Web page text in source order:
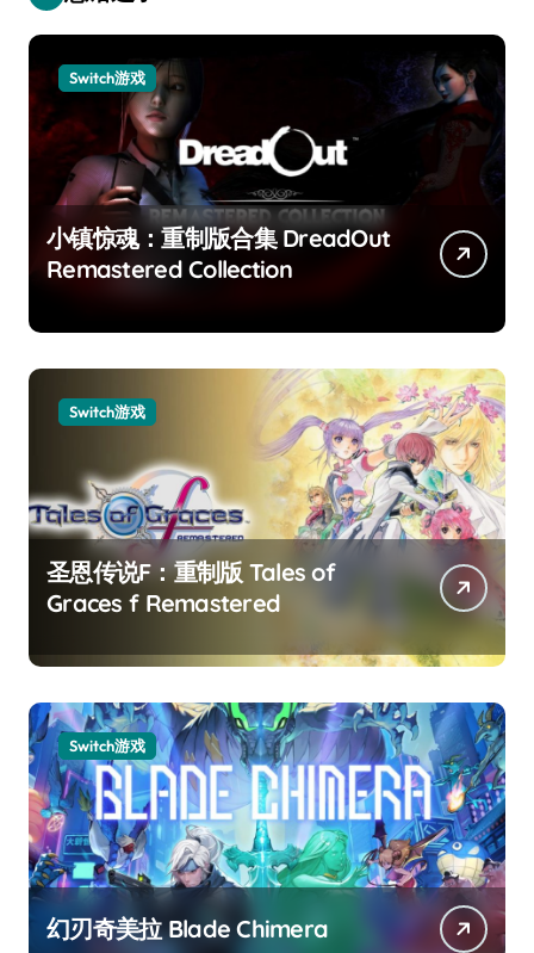
Switch游戏
小镇惊魂：重制版合集 DreadOut
Remastered Collection
Switch游戏
圣恩传说F：重制版 Tales of
Graces f Remastered
Switch游戏
幻刃奇美拉 Blade Chimera